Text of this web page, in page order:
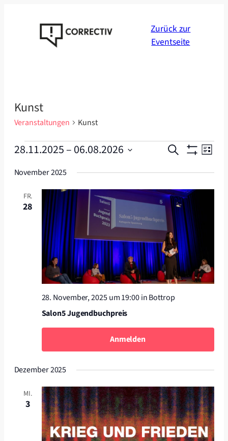
Zurück zur
Eventseite
Kunst
Veranstaltungen Kunst
Veranstaltungen Suche Liste
28.11.2025 – 06.08.2026
wählen.
November 2025
FR.
28
28. November, 2025 um 19:00in Bottrop
Salon5 Jugendbuchpreis
Anmelden
Dezember 2025
MI.
3